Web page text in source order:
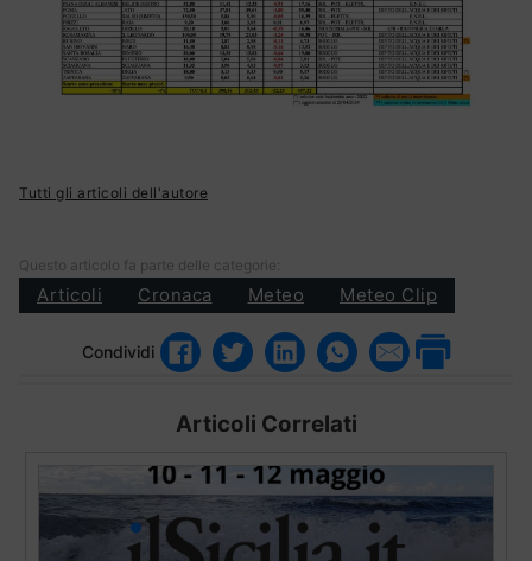
Tutti gli articoli dell'autore
Questo articolo fa parte delle categorie:
Articoli Cronaca Meteo Meteo Clip
Condividi
Articoli Correlati